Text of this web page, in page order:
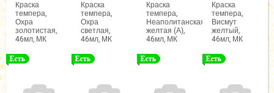
Краска
темпера,
Охра
золотистая,
46мл, МК
Краска
темпера,
Охра
светлая,
46мл, МК
Краска
темпера,
Неаполитанская
желтая (А),
46мл, МК
Краска
темпера,
Висмут
желтый,
46мл, МК